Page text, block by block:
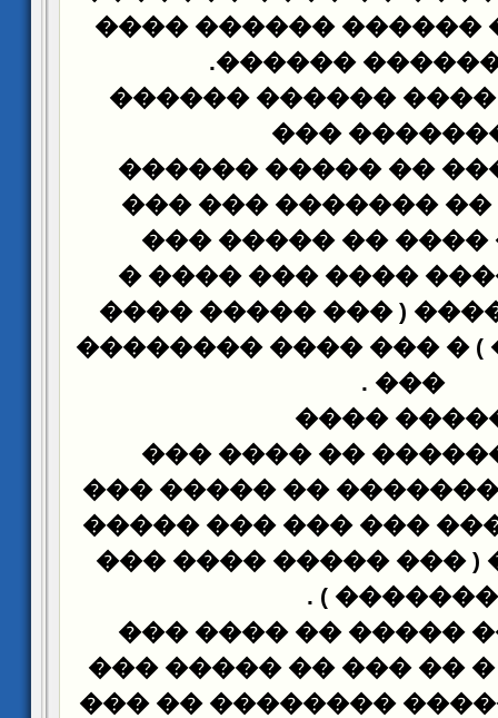
� ����� ��� ������
���� ������
.
���� ������ ������
��������
���� �� ���� ��
�������� ��
������ � ���� ��
������ ����� ����
���� ��� ����� ( ���
��� ������� ) � ���
���
.
�����
���� �� ������ ��
������ ��� �������
��� ��������� ���
�� ���� ��� ( ���
�������
) .
����� ���� �����
������ ��� � �� ���
�� �� ���� �����